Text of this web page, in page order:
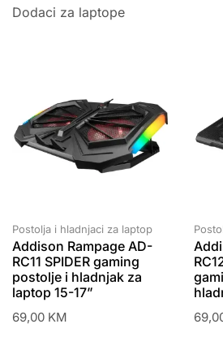
Dodaci za laptope
Postolja i hladnjaci za laptop
Addison Rampage AD-
RC11 SPIDER gaming
postolje i hladnjak za
laptop 15-17”
69,00 KM